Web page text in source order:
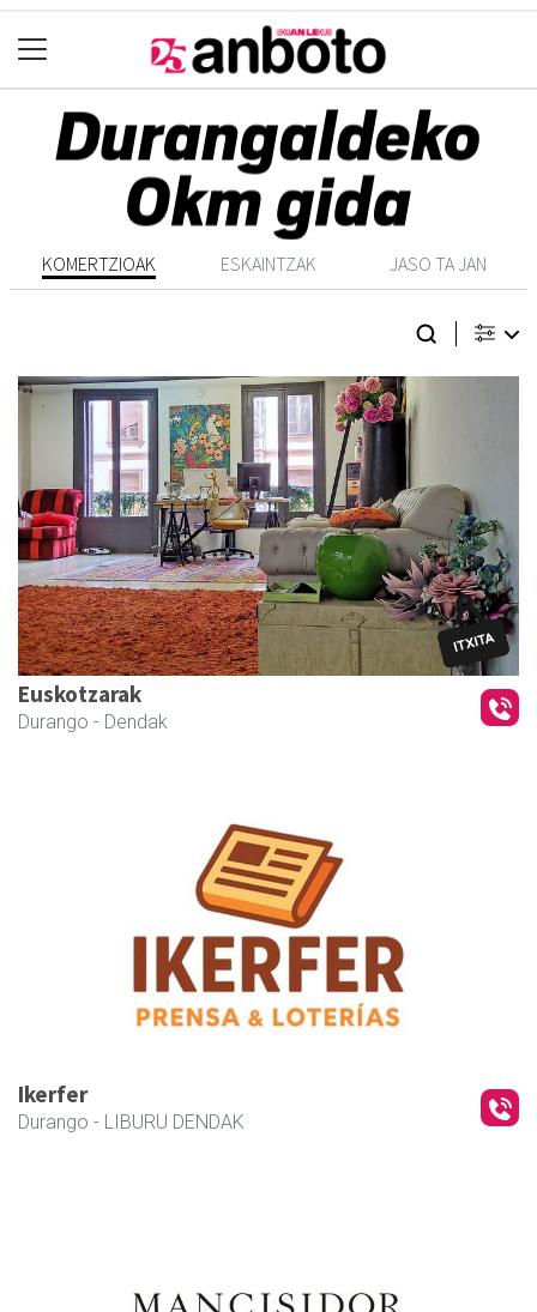
KOMERTZIOAK ESKAINTZAK JASO TA JAN
Euskotzarak
Durango - Dendak
Ikerfer
Durango - LIBURU DENDAK